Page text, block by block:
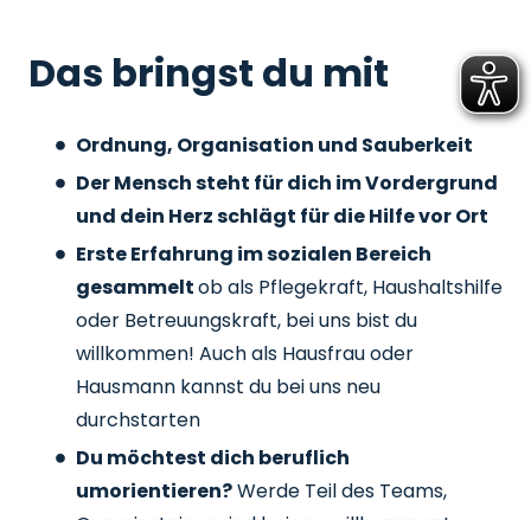
Das bringst du mit
Ordnung, Organisation und Sauberkeit
Der Mensch steht für dich im Vordergrund
und dein Herz schlägt für die Hilfe vor Ort
Erste Erfahrung im sozialen Bereich
gesammeltob als Pflegekraft, Haushaltshilfe
oder Betreuungskraft, bei uns bist du
willkommen! Auch als Hausfrau oder
Hausmann kannst du bei uns neu
durchstarten
Du möchtest dich beruflich
umorientieren?Werde Teil des Teams,